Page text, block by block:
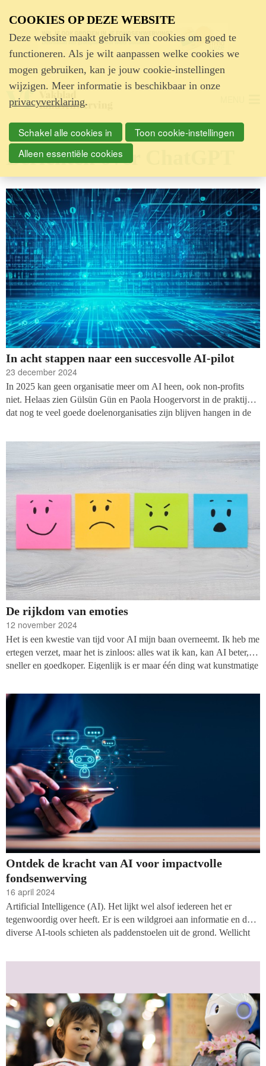
Advertentie
Berichten over ChatGPT
In acht stappen naar een succesvolle AI-pilot
23 december 2024
In 2025 kan geen organisatie meer om AI heen, ook non-profits
niet. Helaas zien Gülsün Gün en Paola Hoogervorst in de praktijk
dat nog te veel goede doelenorganisaties zijn blijven hangen in de
komt, loop je het risico achterop te raken terwijl anderen al volop
profiteren van AI.
De rijkdom van emoties
12 november 2024
Het is een kwestie van tijd voor AI mijn baan overneemt. Ik heb me
ertegen verzet, maar het is zinloos: alles wat ik kan, kan AI beter,
sneller en goedkoper. Eigenlijk is er maar één ding wat kunstmatige
wat zijn dat eigenlijk, emoties? En wat heb je eraan?
Ontdek de kracht van AI voor impactvolle
fondsenwerving
16 april 2024
Artificial Intelligence (AI). Het lijkt wel alsof iedereen het er
tegenwoordig over heeft. Er is een wildgroei aan informatie en de
diverse AI-tools schieten als paddenstoelen uit de grond. Wellicht
COOKIES OP DEZE WEBSITE
Deze website maakt gebruik van cookies om goed te
functioneren. Als je wilt aanpassen welke cookies we
mogen gebruiken, kan je jouw cookie-instellingen
wijzigen. Meer informatie is beschikbaar in onze
privacyverklaring.
Schakel alle cookies in
Toon cookie-instellingen
Alleen essentiële cookies